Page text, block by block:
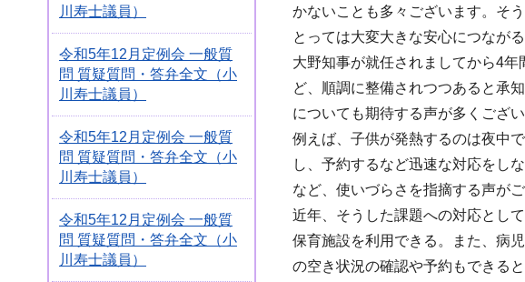
川寿士議員）
令和5年12月定例会 一般質
問 質疑質問・答弁全文（小
川寿士議員）
令和5年12月定例会 一般質
問 質疑質問・答弁全文（小
川寿士議員）
令和5年12月定例会 一般質
問 質疑質問・答弁全文（小
川寿士議員）
かないことも多々ございます。そ
とっては大変大きな安心につなが
大野知事が就任されましてから4
ど、順調に整備されつつあると承
についても期待する声が多くござい
例えば、子供が発熱するのは夜中
し、予約するなど迅速な対応をし
など、使いづらさを指摘する声がご
近年、そうした課題への対応とし
保育施設を利用できる。また、病
の空き状況の確認や予約もできる